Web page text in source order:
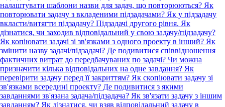
налаштувати шаблони назви для задач, що повторюються? Як
повторювати задачу з вкладеними підзадачами? Як у підзадачу
вкласти/витягти підзадачу? Підзадачі другого рівня. Як
дізнатися, чи заходив відповідальний у свою задачу/підзадачу?
Як копіювати задачі зі зв'язками з одного проекту в інший? Як
змінити назву задачі/підзадачі? Де подивитися співвідношення
фактичних витрат до передбачуваних по задачі? Чи можна
призначити кілька відповідальних на одне завдання? Як
перевірити задачу перед її закриттям? Як скопіювати задачу зі
зв'язками всередині проекту? Де подивитися з якими
завданнями зв'язана задача/підзадача? Як зв'язати задачу з іншим
завданням? Як дізнатися, чи взяв відповідальний задачу в